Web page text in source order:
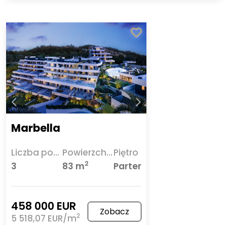
Marbella
Liczba pokoi
3
Powierzchnia
83 m2
Piętro
Parter
458 000 EUR
5 518,07 EUR/m2 Zobacz